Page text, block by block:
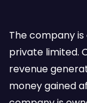
The company
private limited.
revenue
money gained